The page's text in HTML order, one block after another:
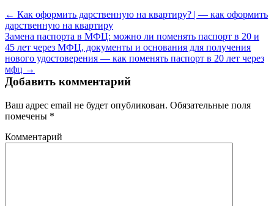
← Как оформить дарственную на квартиру? | — как оформить
дарственную на квартиру
Замена паспорта в МФЦ: можно ли поменять паспорт в 20 и
45 лет через МФЦ, документы и основания для получения
нового удостоверения — как поменять паспорт в 20 лет через
мфц →
Добавить комментарий
Ваш адрес email не будет опубликован. Обязательные поля
помечены *
Комментарий